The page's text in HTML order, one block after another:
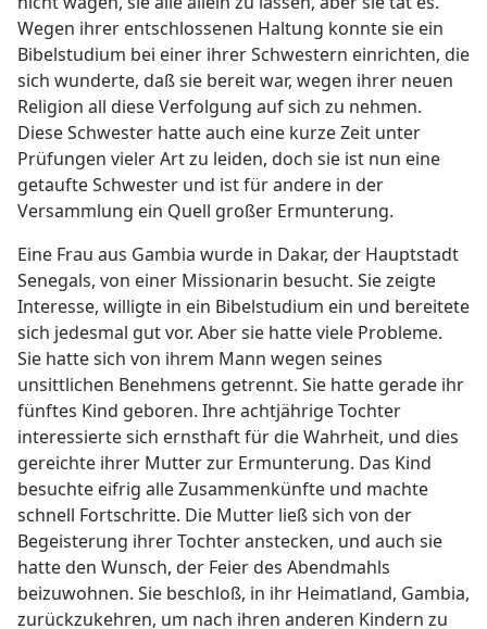
Wegen ihrer entschlossenen Haltung konnte sie ein
Bibelstudium bei einer ihrer Schwestern einrichten, die
sich wunderte, daß sie bereit war, wegen ihrer neuen
Religion all diese Verfolgung auf sich zu nehmen.
Diese Schwester hatte auch eine kurze Zeit unter
Prüfungen vieler Art zu leiden, doch sie ist nun eine
getaufte Schwester und ist für andere in der
Versammlung ein Quell großer Ermunterung.
Eine Frau aus Gambia wurde in Dakar, der Hauptstadt
Senegals, von einer Missionarin besucht. Sie zeigte
Interesse, willigte in ein Bibelstudium ein und bereitete
sich jedesmal gut vor. Aber sie hatte viele Probleme.
Sie hatte sich von ihrem Mann wegen seines
unsittlichen Benehmens getrennt. Sie hatte gerade ihr
fünftes Kind geboren. Ihre achtjährige Tochter
interessierte sich ernsthaft für die Wahrheit, und dies
gereichte ihrer Mutter zur Ermunterung. Das Kind
besuchte eifrig alle Zusammenkünfte und machte
schnell Fortschritte. Die Mutter ließ sich von der
Begeisterung ihrer Tochter anstecken, und auch sie
hatte den Wunsch, der Feier des Abendmahls
beizuwohnen. Sie beschloß, in ihr Heimatland, Gambia,
zurückzukehren, um nach ihren anderen Kindern zu